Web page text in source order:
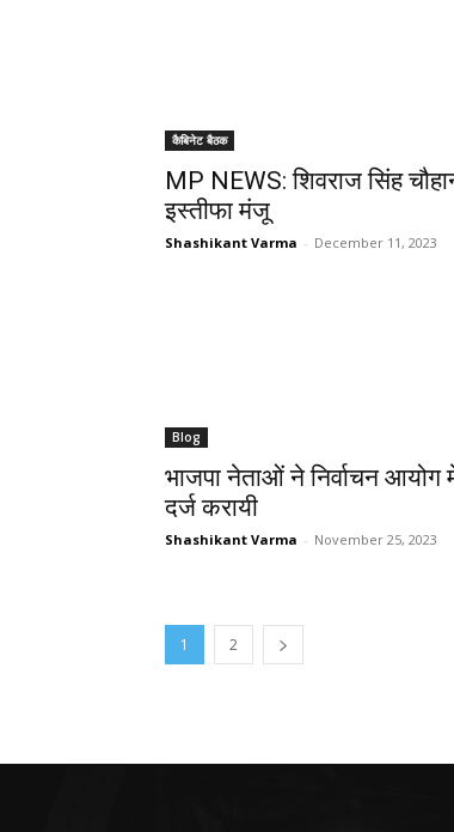
कैबिनेट बैठक
MP NEWS: शिवराज सिंह
इस्तीफा मंजू
Shashikant Varma - December 11, 2023
Blog
भाजपा नेताओं ने निर्वाचन आयोग
दर्ज करायी
Shashikant Varma - November 25, 2023
1 2